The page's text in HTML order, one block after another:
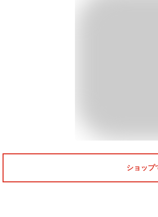
ショップ